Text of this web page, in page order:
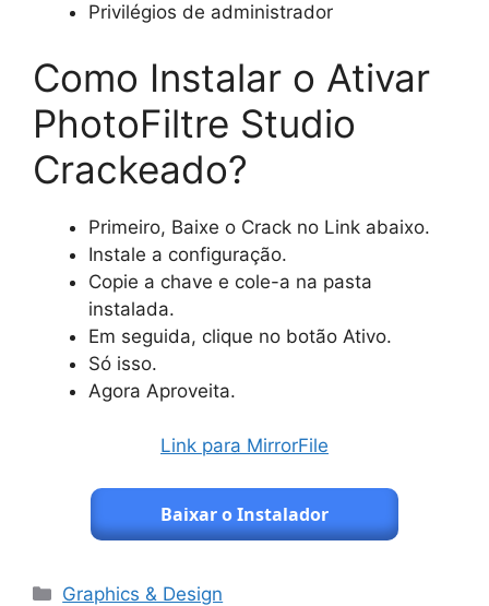
Privilégios de administrador
Como Instalar o Ativar
PhotoFiltre Studio
Crackeado?
Primeiro, Baixe o Crack no Link abaixo.
Instale a configuração.
Copie a chave e cole-a na pasta
instalada.
Em seguida, clique no botão Ativo.
Só isso.
Agora Aproveita.
Link para MirrorFile
Baixar o Instalador
Categorias
Graphics & Design